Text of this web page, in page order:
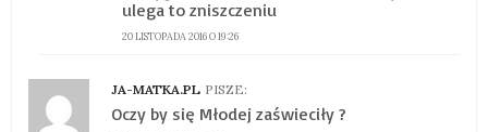
20 LISTOPADA 2016 O 19:26
ulega to zniszczeniu
JA-MATKA.PL PISZE:
Oczy by się Młodej zaświeciły ?